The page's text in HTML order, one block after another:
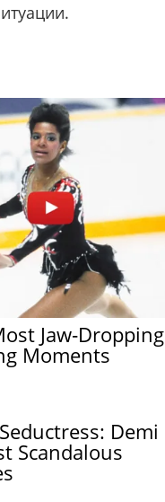
Jaw‑Dropping
Moments
Demi
Scandalous